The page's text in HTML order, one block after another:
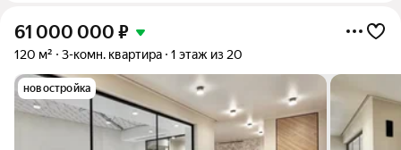
61 000 000 ₽
120 м² 3-комн. квартира 1 этаж из 20
новостройка